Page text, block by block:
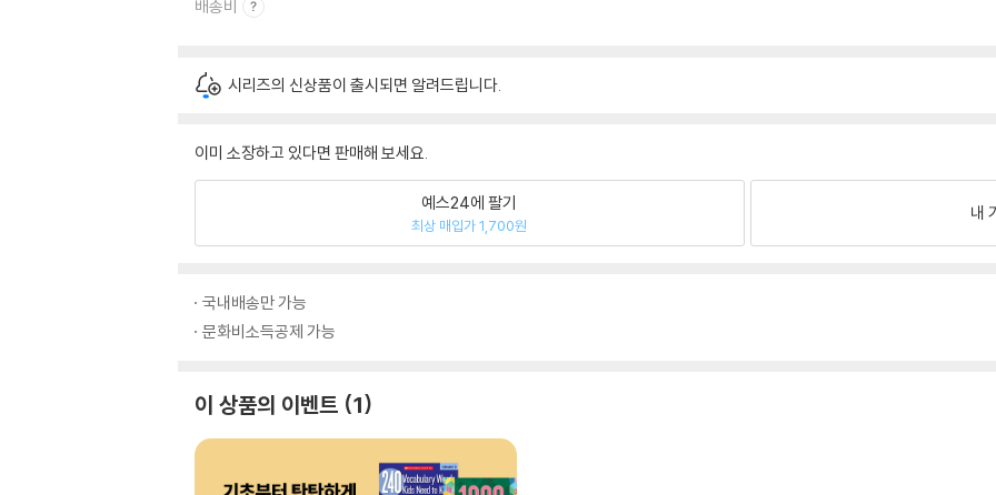
배송비
시리즈의 신상품이 출시되면 알려드립니다.
이미 소장하고 있다면 판매해 보세요.
예스24에 팔기
최상 매입가 1,700원
내
국내배송만 가능
문화비소득공제 가능
이 상품의 이벤트 1